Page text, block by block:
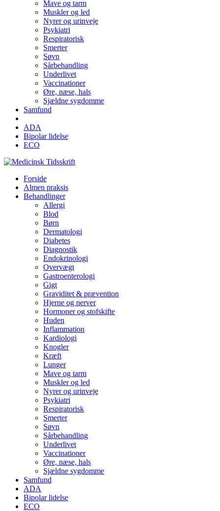
Mave og tarm
Muskler og led
Nyrer og urinveje
Psykiatri
Respiratorisk
Smerter
Søvn
Sårbehandling
Underlivet
Vaccinationer
Øre, næse, hals
Sjældne sygdomme
Samfund
ADA
Bipolar lidelse
ECO
Forside
Almen praksis
Behandlinger
Allergi
Blod
Børn
Dermatologi
Diabetes
Diagnostik
Endokrinologi
Overvægt
Gastroenterologi
Gigt
Graviditet & prævention
Hjerne og nerver
Hormoner og stofskifte
Huden
Inflammation
Kardiologi
Knogler
Kræft
Lunger
Mave og tarm
Muskler og led
Nyrer og urinveje
Psykiatri
Respiratorisk
Smerter
Søvn
Sårbehandling
Underlivet
Vaccinationer
Øre, næse, hals
Sjældne sygdomme
Samfund
ADA
Bipolar lidelse
ECO